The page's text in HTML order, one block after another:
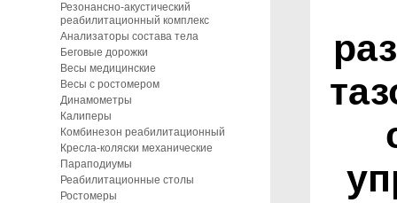
Резонансно-акустический
реабилитационный комплекс
Анализаторы состава тела
Беговые дорожки
Весы медицинские
Весы с ростомером
Динамометры
Калиперы
Комбинезон реабилитационный
Кресла-коляски механические
Параподиумы
Реабилитационные столы
Ростомеры